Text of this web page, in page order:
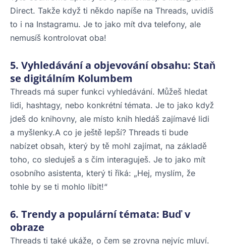
Direct. Takže když ti někdo napíše na Threads, uvidíš
to i na Instagramu. Je to jako mít dva telefony, ale
nemusíš kontrolovat oba!
5. Vyhledávání a objevování obsahu: Staň
se digitálním Kolumbem
Threads má super funkci vyhledávání. Můžeš hledat
lidi, hashtagy, nebo konkrétní témata. Je to jako když
jdeš do knihovny, ale místo knih hledáš zajímavé lidi
a myšlenky.A co je ještě lepší? Threads ti bude
nabízet obsah, který by tě mohl zajímat, na základě
toho, co sleduješ a s čím interaguješ. Je to jako mít
osobního asistenta, který ti říká: „Hej, myslím, že
tohle by se ti mohlo líbit!“
6. Trendy a populární témata: Buď v
obraze
Threads ti také ukáže, o čem se zrovna nejvíc mluví.